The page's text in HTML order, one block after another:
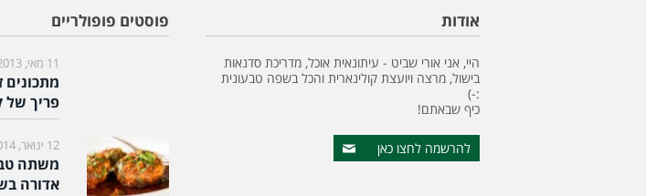
אודות
היי, אני אורי שביט - עיתונאית אוכל, מדריכת סדנאות
בישול, מרצה ויועצת קולינארית והכל בשפה טבעונית
:-)
כיף שבאתם!
להרשמה לחצו כאן
פוסטים פופולריים
11 מאי, 2013
מתכונים
פריך של
12 ינואר, 2014
משתה
אדורה